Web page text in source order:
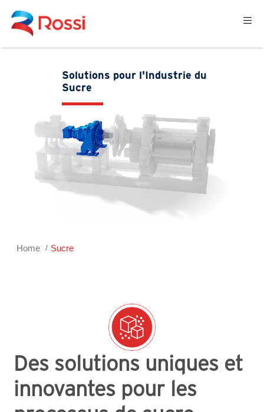
Solutions pour l'Industrie du
Sucre
Home Sucre
Des solutions uniques et
innovantes pour les